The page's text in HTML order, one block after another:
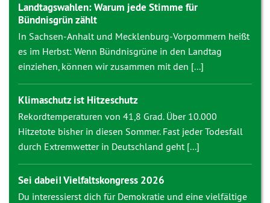
Landtagswahlen: Warum jede Stimme für
Bündnisgrün zählt
In Sachsen-Anhalt und Mecklenburg-Vorpommern heißt
es im Herbst: Wenn Bündnisgrüne in den Landtag
einziehen, können wir zusammen mit den [...]
Klimaschutz ist Hitzeschutz
Rekordtemperaturen von 41,8 Grad. Über 10.000
Hitzetote bisher in diesen Sommer. Fast jeder Todesfall
durch Extremwetter in Deutschland geht [...]
Sei dabei! Vielfaltskongress 2026
Du interessierst dich für Demokratie und eine vielfältige